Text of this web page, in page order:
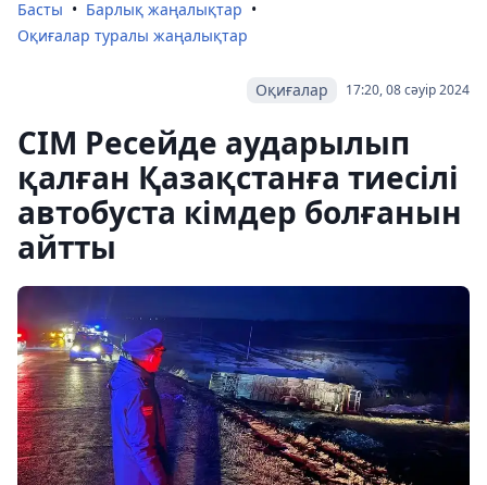
Басты
Барлық жаңалықтар
Оқиғалар туралы жаңалықтар
17:20, 08 сәуір 2024
Оқиғалар
СІМ Ресейде аударылып
қалған Қазақстанға тиесілі
автобуста кімдер болғанын
айтты